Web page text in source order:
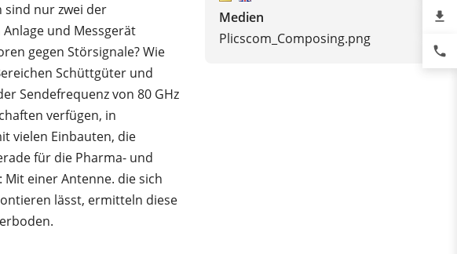
sind nur zwei der
und Messgerät
gegen Störsignale? Wie
Schüttgüter und
Sendefrequenz von 80 GHz
verfügen, in
vielen Einbauten, die
für die Pharma- und
einer Antenne. die sich
lässt, ermitteln diese
Medien
Plicscom_Composing.png
file_download
phone